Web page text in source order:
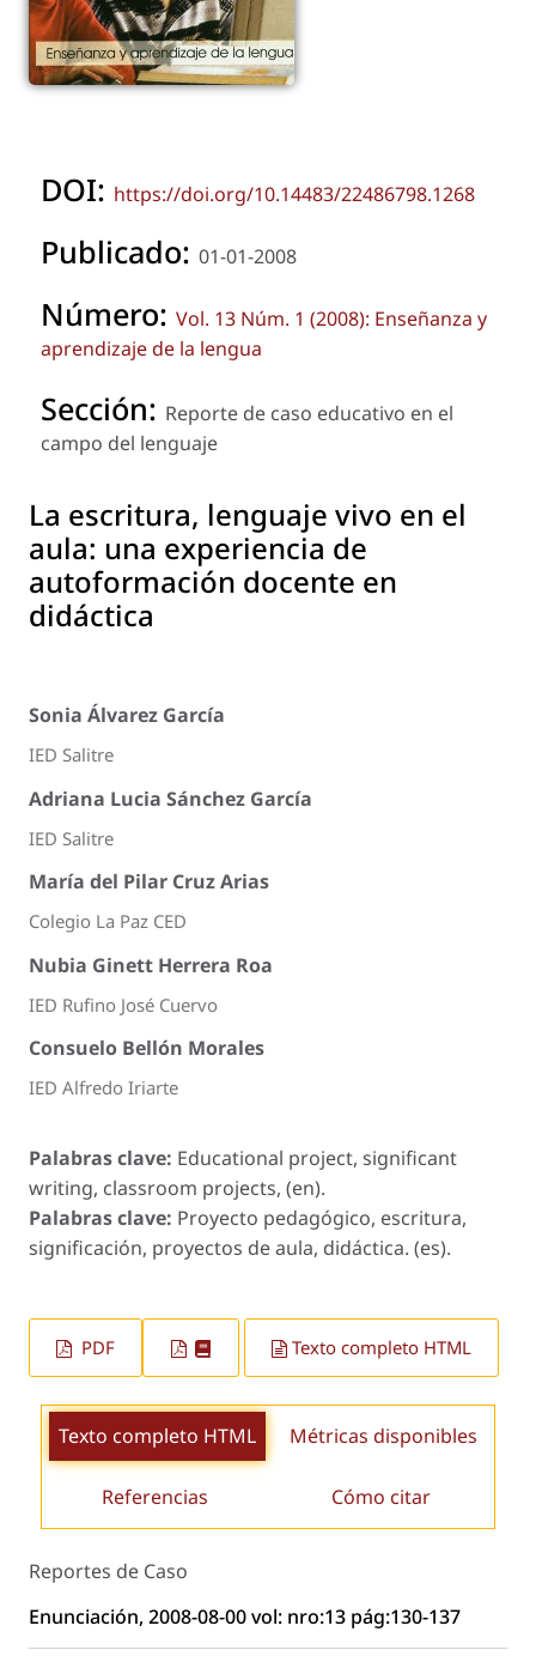
DOI: https://doi.org/10.14483/22486798.1268
Publicado: 01-01-2008
Número: Vol. 13 Núm. 1 (2008): Enseñanza y
aprendizaje de la lengua
Sección: Reporte de caso educativo en el
campo del lenguaje
La escritura, lenguaje vivo en el
aula: una experiencia de
autoformación docente en
didáctica
Sonia Álvarez García
IED Salitre
Adriana Lucia Sánchez García
IED Salitre
María del Pilar Cruz Arias
Colegio La Paz CED
Nubia Ginett Herrera Roa
IED Rufino José Cuervo
Consuelo Bellón Morales
IED Alfredo Iriarte
Palabras clave: Educational project, significant
writing, classroom projects, (en).
Palabras clave: Proyecto pedagógico, escritura,
significación, proyectos de aula, didáctica. (es).
PDF Texto completo HTML
Texto completo HTML Métricas disponibles
Referencias Cómo citar
Reportes de Caso
Enunciación, 2008-08-00 vol: nro:13 pág:130-137